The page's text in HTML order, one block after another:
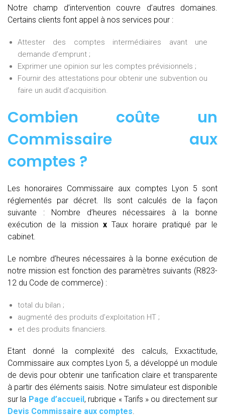
Notre champ d’intervention couvre d’autres domaines.
Certains clients font appel à nos services pour :
Attester des comptes intermédiaires avant une
demande d’emprunt ;
Exprimer une opinion sur les comptes prévisionnels ;
Fournir des attestations pour obtenir une subvention ou
faire un audit d’acquisition.
Combien coûte un
Commissaire aux
comptes ?
Les honoraires Commissaire aux comptes Lyon 5 sont
réglementés par décret. Ils sont calculés de la façon
suivante :
Nombre d’heures nécessaires à la bonne
exécution de la mission xTaux horaire pratiqué par le
cabinet.
Le nombre d’heures nécessaires à la bonne exécution de
notre mission est fonction des paramètres suivants (R823-
12 du Code de commerce) :
total du bilan ;
augmenté des produits d’exploitation HT ;
et des produits financiers.
Etant donné la complexité des calculs, Exxactitude,
Commissaire aux comptes Lyon 5, a développé un module
de devis pour obtenir une tarification claire et transparente
à partir des éléments saisis. Notre simulateur est disponible
sur la Page d’accueil, rubrique « Tarifs » ou directement sur
Devis Commissaire aux comptes.